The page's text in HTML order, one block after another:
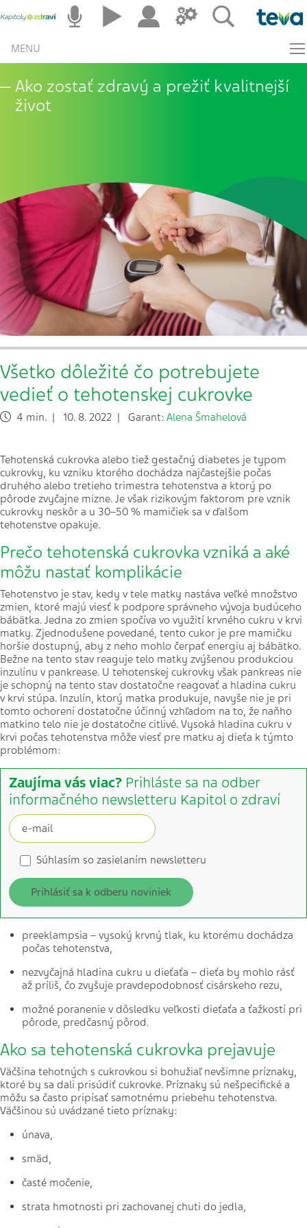
MENU
Ako zostať zdravý a prežiť kvalitnejší
život
Všetko dôležité čo potrebujete
vedieť o tehotenskej cukrovke
4 min. | 10. 8. 2022 | Garant: Alena Šmahelová
Tehotenská cukrovka alebo tiež gestačný diabetes je typom
cukrovky, ku vzniku ktorého dochádza najčastejšie počas
druhého alebo tretieho trimestra tehotenstva a ktorý po
pôrode zvyčajne mizne. Je však rizikovým faktorom pre vznik
cukrovky neskôr a u 30–50 % mamičiek sa v ďalšom
tehotenstve opakuje.
Prečo tehotenská cukrovka vzniká a aké
môžu nastať komplikácie
Tehotenstvo je stav, kedy v tele matky nastáva veľké množstvo
zmien, ktoré majú viesť k podpore správneho vývoja budúceho
bábätka. Jedna zo zmien spočíva vo využití krvného cukru v krvi
matky. Zjednodušene povedané, tento cukor je pre mamičku
horšie dostupný, aby z neho mohlo čerpať energiu aj bábätko.
Bežne na tento stav reaguje telo matky zvýšenou produkciou
inzulínu v pankrease. U tehotenskej cukrovky však pankreas nie
je schopný na tento stav dostatočne reagovať a hladina cukru
v krvi stúpa. Inzulín, ktorý matka produkuje, navyše nie je pri
tomto ochorení dostatočne účinný vzhľadom na to, že naňho
matkino telo nie je dostatočne citlivé. Vysoká hladina cukru v
krvi počas tehotenstva môže viesť pre matku aj dieťa k týmto
problémom:
Zaujíma vás viac? Prihláste sa na odber
informačného newsletteru Kapitol o zdraví
Súhlasím so zasielaním newsletteru
Prihlásiť sa k odberu noviniek
preeklampsia – vysoký krvný tlak, ku ktorému dochádza
počas tehotenstva,
nezvyčajná hladina cukru u dieťaťa – dieťa by mohlo rásť
až príliš, čo zvyšuje pravdepodobnosť cisárskeho rezu,
možné poranenie v dôsledku veľkosti dieťaťa a ťažkostí pri
pôrode, predčasný pôrod.
Ako sa tehotenská cukrovka prejavuje
Väčšina tehotných s cukrovkou si bohužiaľ nevšimne príznaky,
ktoré by sa dali prisúdiť cukrovke. Príznaky sú nešpecifické a
môžu sa často pripísať samotnému priebehu tehotenstva.
Väčšinou sú uvádzané tieto príznaky:
únava,
smäd,
časté močenie,
strata hmotnosti pri zachovanej chuti do jedla,